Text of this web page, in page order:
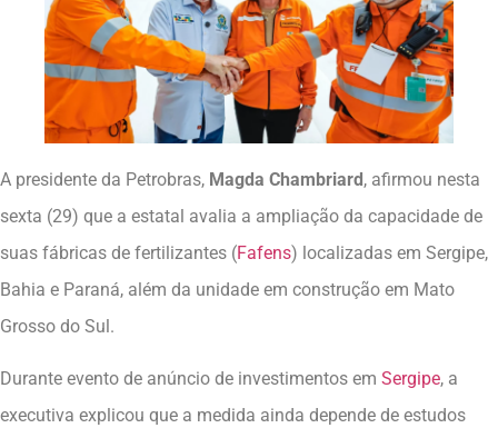
A presidente da Petrobras, Magda Chambriard, afirmou nesta
sexta (29) que a estatal avalia a ampliação da capacidade de
suas fábricas de fertilizantes (Fafens) localizadas em Sergipe,
Bahia e Paraná, além da unidade em construção em Mato
Grosso do Sul.
Durante evento de anúncio de investimentos em Sergipe, a
executiva explicou que a medida ainda depende de estudos